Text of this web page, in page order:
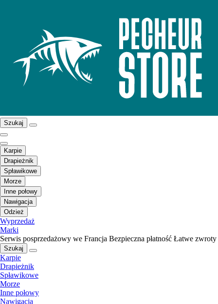
Szukaj
Karpie
Drapieżnik
Spławikowe
Morze
Inne połowy
Nawigacja
Odzież
Wyprzedaż
Marki
Serwis posprzedażowy we Francja Bezpieczna płatność Łatwe zwroty
Szukaj
Karpie
Drapieżnik
Spławikowe
Morze
Inne połowy
Nawigacja